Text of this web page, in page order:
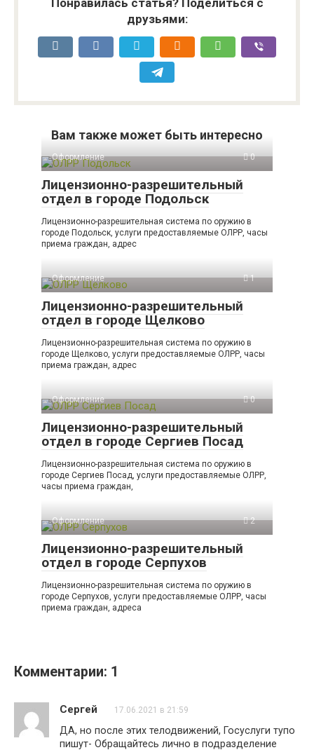
друзьями:
Вам также может быть интересно
Оформление 0
Лицензионно-разрешительный
отдел в городе Подольск
Лицензионно-разрешительная система по оружию в
городе Подольск, услуги предоставляемые ОЛРР, часы
приема граждан, адрес
Оформление 1
Лицензионно-разрешительный
отдел в городе Щелково
Лицензионно-разрешительная система по оружию в
городе Щелково, услуги предоставляемые ОЛРР, часы
приема граждан, адрес
Оформление 0
Лицензионно-разрешительный
отдел в городе Сергиев Посад
Лицензионно-разрешительная система по оружию в
городе Сергиев Посад, услуги предоставляемые ОЛРР,
часы приема граждан,
Оформление 2
Лицензионно-разрешительный
отдел в городе Серпухов
Лицензионно-разрешительная система по оружию в
городе Серпухов, услуги предоставляемые ОЛРР, часы
приема граждан, адреса
Комментарии: 1
Сергей 17.06.2021 в 21:59
ДА, но после этих телодвижений, Госуслуги тупо
пишут- Обращайтесь лично в подразделение